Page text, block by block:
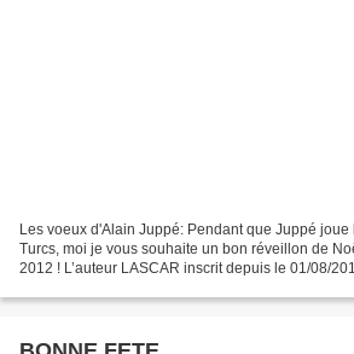
Les voeux d'Alain Juppé: Pendant que Juppé
Turcs, moi je vous souhaite un bon réveillon de
2012 ! L’auteur LASCAR inscrit depuis le 01/08/